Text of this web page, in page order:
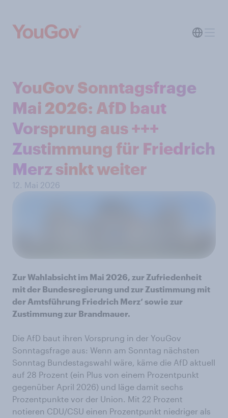
YouGov Sonntagsfrage
Mai 2026: AfD baut
Vorsprung aus +++
Zustimmung für Friedrich
Merz sinkt weiter
12. Mai 2026
Zur Wahlabsicht im Mai 2026, zur Zufriedenheit
mit der Bundesregierung und zur Zustimmung mit
der Amtsführung Friedrich Merz‘ sowie zur
Zustimmung zur Brandmauer.
Die AfD baut ihren Vorsprung in der YouGov
Sonntagsfrage aus: Wenn am Sonntag nächsten
Sonntag Bundestagswahl wäre, käme die AfD aktuell
auf 28 Prozent (ein Plus von einem Prozentpunkt
gegenüber April 2026) und läge damit sechs
Prozentpunkte vor der Union. Mit 22 Prozent
notieren CDU/CSU einen Prozentpunkt niedriger als